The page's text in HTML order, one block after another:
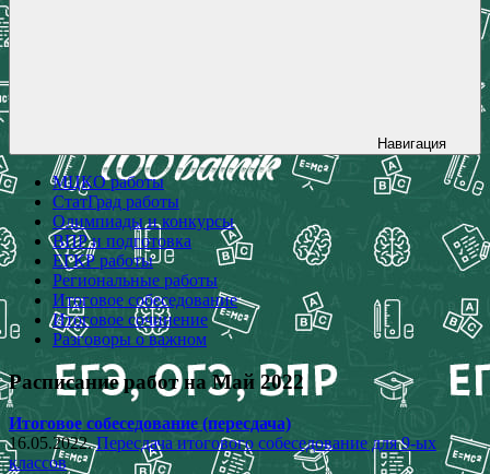
Навигация
МЦКО работы
СтатГрад работы
Олимпиады и конкурсы
ВПР и подготовка
ЕГКР работы
Региональные работы
Итоговое собеседование
Итоговое сочинение
Разговоры о важном
Расписание работ на Май 2022
Итоговое собеседование (пересдача)
16.05.2022.Пересдача итогового собеседование для 9-ых
классов